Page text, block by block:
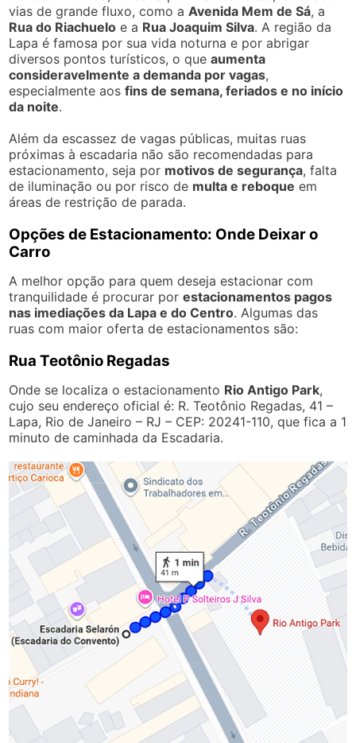
vias de grande fluxo, como aAvenida Mem de Sá, a
Rua do Riachuelo e a Rua Joaquim Silva. A região da
Lapa é famosa por sua vida noturna e por abrigar
diversos pontos turísticos, o queaumenta
consideravelmente a demanda por vagas,
especialmente aosfins de semana, feriados e no início
da noite.
Além da escassez de vagas públicas, muitas ruas
próximas à escadaria não são recomendadas para
estacionamento, seja por motivos de segurança, falta
de iluminação ou por risco de multa e reboque em
áreas de restrição de parada.
Opções de Estacionamento: Onde Deixar o
Carro
A melhor opção para quem deseja estacionar com
tranquilidade é procurar porestacionamentos pagos
nas imediações da Lapa e do Centro. Algumas das
ruas com maior oferta de estacionamentos são:
Rua Teotônio Regadas
Onde se localiza o estacionamento Rio Antigo Park,
cujo seu endereço oficial é: R. Teotônio Regadas, 41 –
Lapa, Rio de Janeiro – RJ – CEP: 20241-110, que fica a 1
minuto de caminhada da Escadaria.